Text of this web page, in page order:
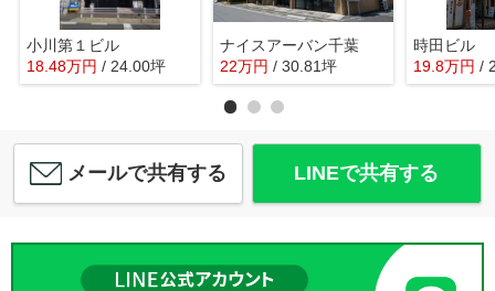
小川第１ビル
18.48万円 / 24.00坪
ナイスアーバン千葉
22万円 / 30.81坪
時田ビル
19.8万円 /
メールで共有する LINEで共有する